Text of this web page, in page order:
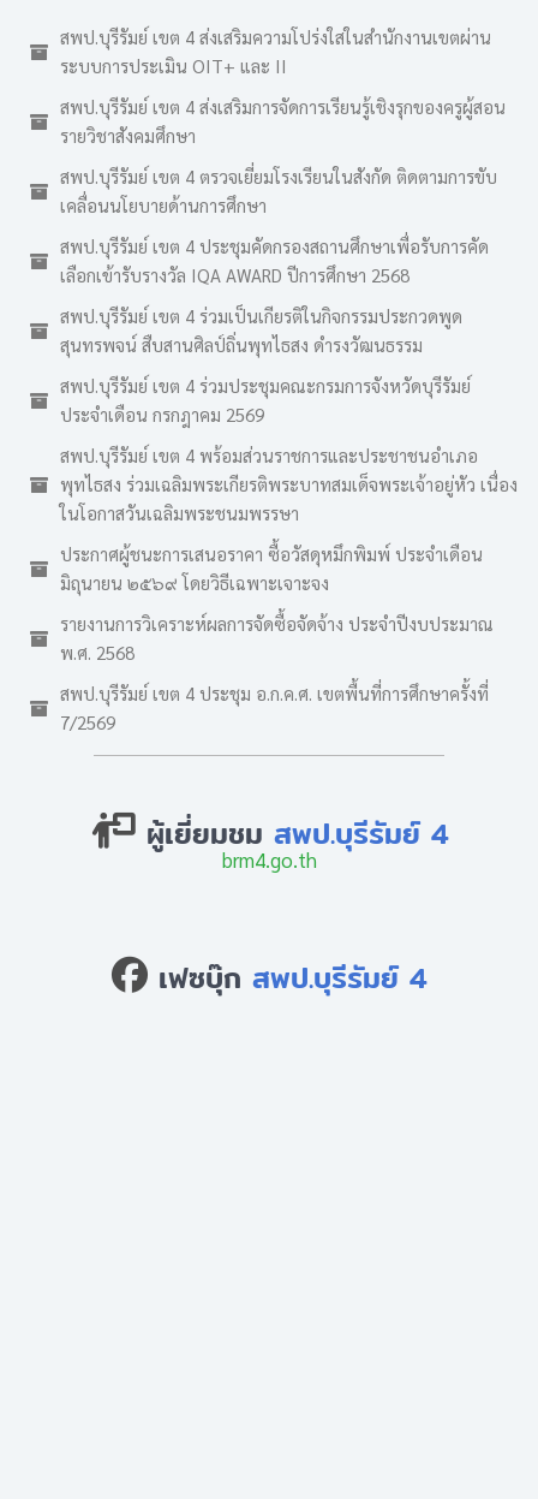
สพป.บุรีรัมย์ เขต 4 ส่งเสริมความโปร่งใสในสำนักงานเขตผ่าน
ระบบการประเมิน OIT+ และ II
สพป.บุรีรัมย์ เขต 4 ส่งเสริมการจัดการเรียนรู้เชิงรุกของครูผู้สอน
รายวิชาสังคมศึกษา
สพป.บุรีรัมย์ เขต 4 ตรวจเยี่ยมโรงเรียนในสังกัด ติดตามการขับ
เคลื่อนนโยบายด้านการศึกษา
สพป.บุรีรัมย์ เขต 4 ประชุมคัดกรองสถานศึกษาเพื่อรับการคัด
เลือกเข้ารับรางวัล IQA AWARD ปีการศึกษา 2568
สพป.บุรีรัมย์ เขต 4 ร่วมเป็นเกียรติในกิจกรรมประกวดพูด
สุนทรพจน์ สืบสานศิลป์ถิ่นพุทไธสง ดำรงวัฒนธรรม
สพป.บุรีรัมย์ เขต 4 ร่วมประชุมคณะกรมการจังหวัดบุรีรัมย์
ประจำเดือน กรกฎาคม 2569
สพป.บุรีรัมย์ เขต 4 พร้อมส่วนราชการและประชาชนอำเภอ
พุทไธสง ร่วมเฉลิมพระเกียรติพระบาทสมเด็จพระเจ้าอยู่หัว เนื่อง
ในโอกาสวันเฉลิมพระชนมพรรษา
ประกาศผู้ชนะการเสนอราคา ซื้อวัสดุหมึกพิมพ์ ประจำเดือน
มิถุนายน ๒๕๖๙ โดยวิธีเฉพาะเจาะจง
รายงานการวิเคราะห์ผลการจัดซื้อจัดจ้าง ประจำปีงบประมาณ
พ.ศ. 2568
สพป.บุรีรัมย์ เขต 4 ประชุม อ.ก.ค.ศ. เขตพื้นที่การศึกษาครั้งที่
7/2569
ผู้เยี่ยมชม สพป.บุรีรัมย์ 4
brm4.go.th
เฟซบุ๊ก สพป.บุรีรัมย์ 4